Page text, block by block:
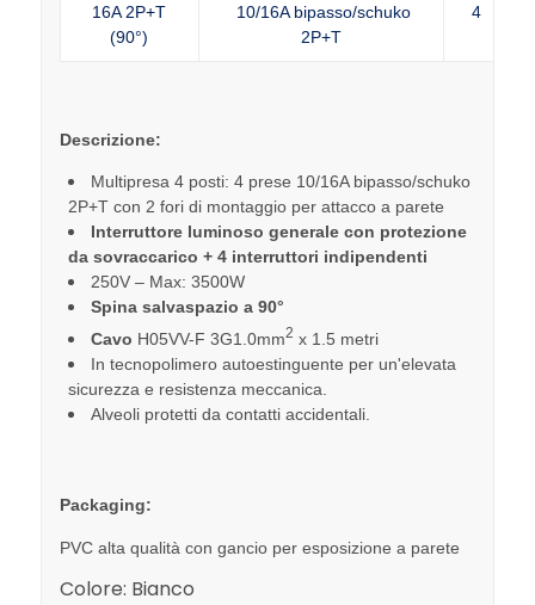
16A 2P+T
(90°)
10/16A bipasso/schuko
2P+T
4
Descrizione:
Multipresa 4 posti: 4 prese 10/16A bipasso/schuko
2P+T con 2 fori di montaggio per attacco a parete
Interruttore luminoso generale con protezione
da sovraccarico + 4 interruttori indipendenti
250V – Max: 3500W
Spina salvaspazio a 90°
Cavo H05VV-F 3G1.0mm2 x 1.5 metri
In tecnopolimero autoestinguente per un'elevata
sicurezza e resistenza meccanica.
Alveoli protetti da contatti accidentali.
Packaging:
PVC alta qualità con gancio per esposizione a parete
Colore: Bianco